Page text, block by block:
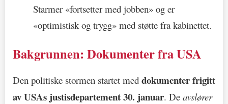
Starmer «fortsetter med jobben» og er
«optimistisk og trygg» med støtte fra kabinettet.
Bakgrunnen: Dokumenter fra USA
Den politiske stormen startet med dokumenter frigitt
av USAs justisdepartement 30. januar. De avslører